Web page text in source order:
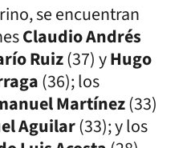
se encuentran
Claudio Andrés
Ruiz(37) yHugo
(36); los
Martínez(33)
Aguilar(33); y los